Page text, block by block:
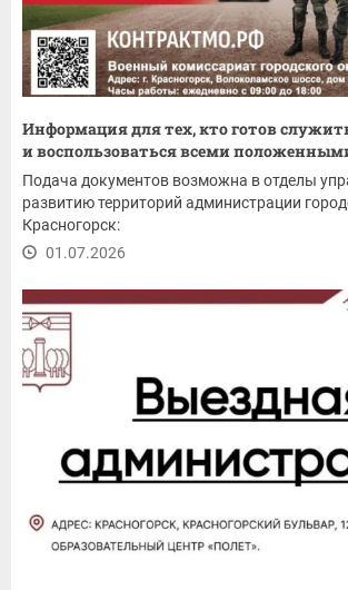
Информация для тех, кто готов
и воспользоваться всеми
Подача документов возможна в отделы
развитию территорий администрации
Красногорск:
01.07.2026